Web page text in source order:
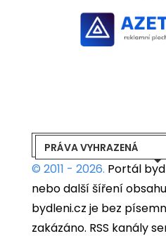
PRÁVA VYHRAZENÁ
© 2011 - 2026. Portál
nebo další šíření
bydleni.cz je bez
zakázáno. RSS kanály